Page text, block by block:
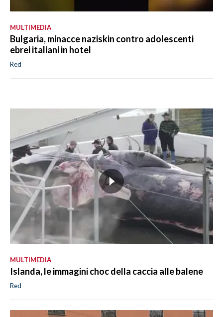
MULTIMEDIA
Bulgaria, minacce naziskin contro adolescenti
ebrei italiani in hotel
Red
MULTIMEDIA
Islanda, le immagini choc della caccia alle balene
Red